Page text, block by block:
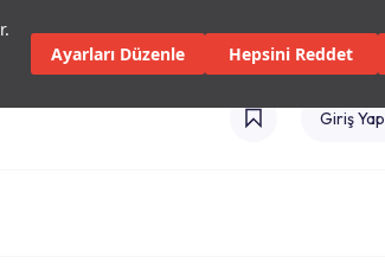
Ayarları Düzenle Hepsini Reddet
Servisler ve HizmetlerMağazalarKataloglar
Giriş Yap